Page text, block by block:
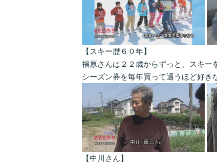
【スキー歴６０年】
福原さんは２２歳からずっと、スキー
シーズン券を毎年買って通うほど好き
【中川さん】